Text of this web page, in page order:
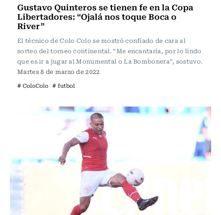
Gustavo Quinteros se tienen fe en la Copa
Libertadores: “Ojalá nos toque Boca o
River”
El técnico de Colo Colo se mostró confiado de cara al
sorteo del torneo continental. “Me encantaría, por lo lindo
que es ir a jugar al Monumental o La Bombonera”, sostuvo.
Martes 8 de marzo de 2022
# ColoColo # futbol